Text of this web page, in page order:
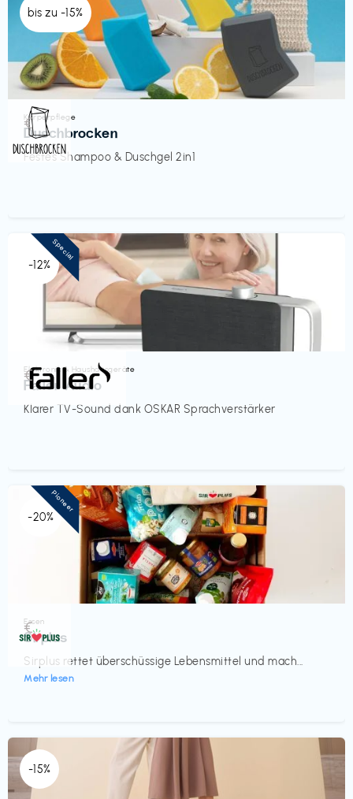
bis zu -15%
Körperpflege
Duschbrocken
Festes Shampoo & Duschgel 2in1
€‎
-12%
Elektronik & Haushaltsgeräte
Faller Audio
Klarer TV-Sound dank OSKAR Sprachverstärker
€‎
Special
-20%
Essen
Sirplus
Sirplus rettet überschüssige Lebensmittel und mach...
Mehr lesen
€‎
Pioneer
-15%